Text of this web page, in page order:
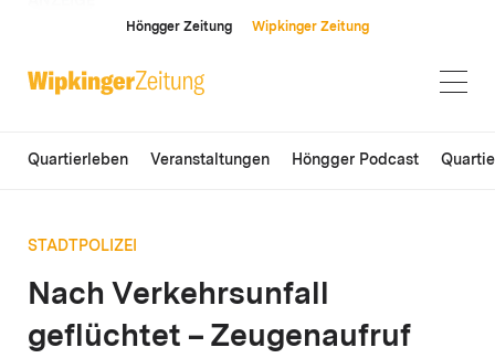
Höngger Zeitung Wipkinger Zeitung
Quartierleben Veranstaltungen Höngger Podcast
STADTPOLIZEI
Nach Verkehrsunfall
geflüchtet – Zeugenaufruf